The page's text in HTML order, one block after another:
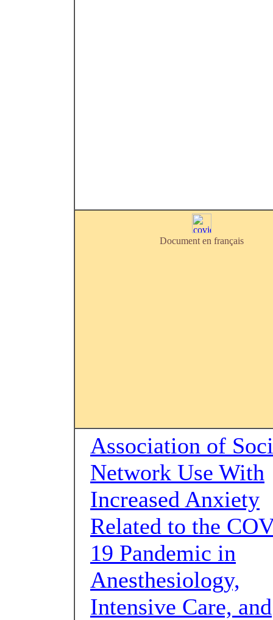
Document en français
Association of
Network Use With
Increased Anxiety
Related to the
19 Pandemic in
Anesthesiology,
Intensive Care, and